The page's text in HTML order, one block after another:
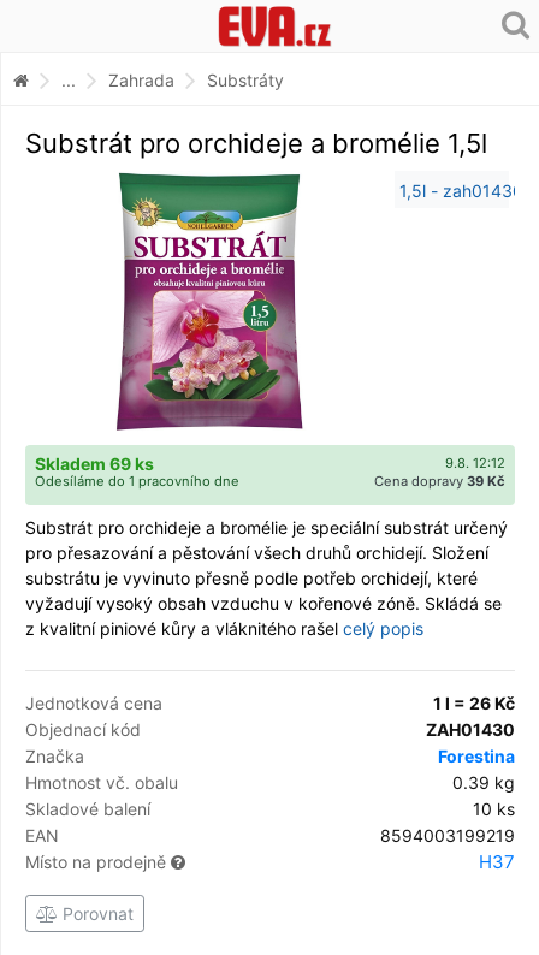
... Zahrada Substráty
Substrát pro orchideje a bromélie 1,5l
9.8. 12:12
Skladem 69 ks
Cena dopravy 39 Kč
Odesíláme do 1 pracovního dne
Substrát pro orchideje a bromélie je speciální substrát určený
pro přesazování a pěstování všech druhů orchidejí. Složení
substrátu je vyvinuto přesně podle potřeb orchidejí, které
vyžadují vysoký obsah vzduchu v kořenové zóně. Skládá se
z kvalitní piniové kůry a vláknitého rašel celý popis
Jednotková cena
1 l = 26 Kč
Objednací kód
ZAH01430
Značka
Forestina
Hmotnost vč. obalu
0.39 kg
Skladové balení
10 ks
EAN
8594003199219
Místo na prodejně
H37
Porovnat